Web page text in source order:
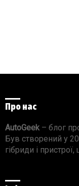
Про нас
AutoGeek– блог
Був створений у
гібриди і